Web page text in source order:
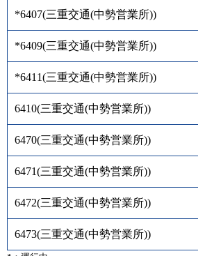
*6407(三重交通(中勢営業所))
*6409(三重交通(中勢営業所))
*6411(三重交通(中勢営業所))
6410(三重交通(中勢営業所))
6470(三重交通(中勢営業所))
6471(三重交通(中勢営業所))
6472(三重交通(中勢営業所))
6473(三重交通(中勢営業所))